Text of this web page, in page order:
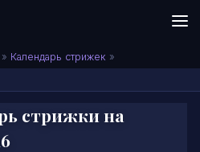
» Календарь стрижек »
стрижки на